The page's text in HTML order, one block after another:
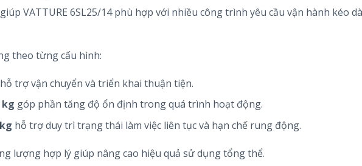
giúp VATTURE 6SL25/14 phù hợp với nhiều công trình yêu cầu vận hành kéo
theo từng cấu hình:
hỗ trợ vận chuyển và triển khai thuận tiện.
kg góp phần tăng độ ổn định trong quá trình hoạt động.
hỗ trợ duy trì trạng thái làm việc liên tục và hạn chế rung động.
lượng hợp lý giúp nâng cao hiệu quả sử dụng tổng thể.